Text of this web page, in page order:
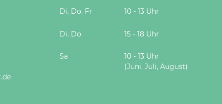
Di, Do, Fr 10 - 13 Uhr
Di, Do 15 - 18 Uhr
Sa
10 - 13 Uhr
(Juni, Juli, August)